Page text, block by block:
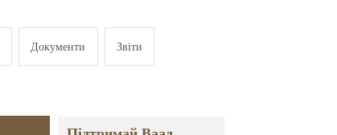
Документи Звіти